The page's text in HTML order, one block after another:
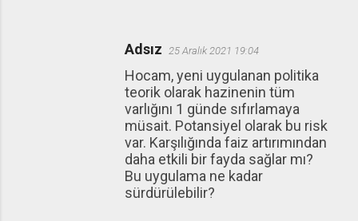
Adsız 25 Aralık 2021 19:04
Hocam, yeni uygulanan politika
teorik olarak hazinenin tüm
varlığını 1 günde sıfırlamaya
müsait. Potansiyel olarak bu risk
var. Karşılığında faiz artırımından
daha etkili bir fayda sağlar mı?
Bu uygulama ne kadar
sürdürülebilir?